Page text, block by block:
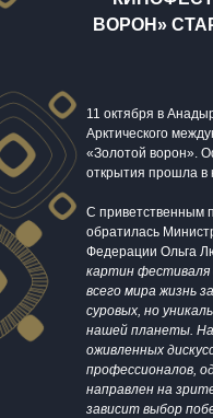
ВОРОН»
11 октября в
Арктического
«Золотой ворон».
открытия прошла в
С приветственным
обратилась
Федерации Ольга
картин
всего мира жизнь
суровых, но
нашей планеты.
оживленных
профессионалов,
направлен на
зависит выбор